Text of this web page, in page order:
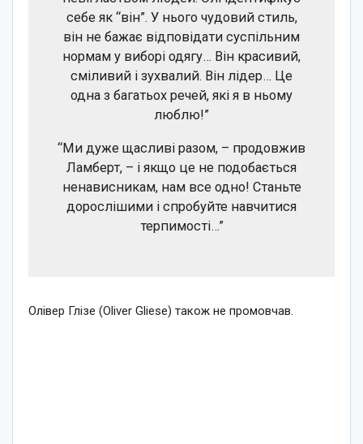
себе як “він”. У нього чудовий стиль,
він не бажає відповідати суспільним
нормам у виборі одягу… Він красивий,
сміливий і зухвалий. Він лідер… Це
одна з багатьох речей, які я в ньому
люблю!”
“Ми дуже щасливі разом, – продовжив
Ламберт, – і якщо це не подобається
ненависникам, нам все одно! Станьте
дорослішими і спробуйте навчитися
терпимості…”
Олівер Глізе (Oliver Gliese) також не промовчав.